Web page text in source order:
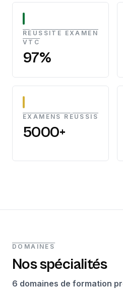
RÉUSSITE EXAMEN
VTC
97%
EXAMENS RÉUSSIS
5000+
DOMAINES
Nos spécialités
6 domaines de formation